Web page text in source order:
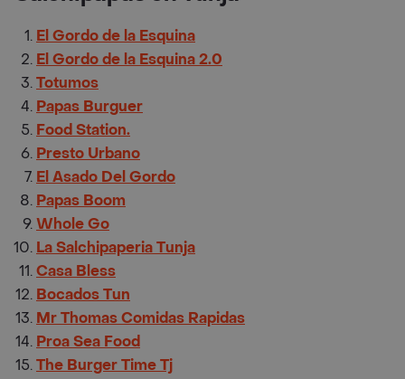
El Gordo de la Esquina
El Gordo de la Esquina 2.0
Totumos
Papas Burguer
Food Station.
Presto Urbano
El Asado Del Gordo
Papas Boom
Whole Go
La Salchipaperia Tunja
Casa Bless
Bocados Tun
Mr Thomas Comidas Rapidas
Proa Sea Food
The Burger Time Tj